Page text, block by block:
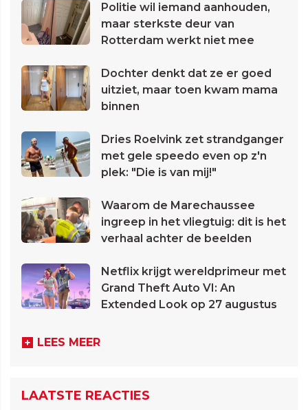
Politie wil iemand aanhouden,
maar sterkste deur van
Rotterdam werkt niet mee
Dochter denkt dat ze er goed
uitziet, maar toen kwam mama
binnen
Dries Roelvink zet strandganger
met gele speedo even op z'n
plek: "Die is van mij!"
Waarom de Marechaussee
ingreep in het vliegtuig: dit is het
verhaal achter de beelden
Netflix krijgt wereldprimeur met
Grand Theft Auto VI: An
Extended Look op 27 augustus
LEES MEER
LAATSTE REACTIES